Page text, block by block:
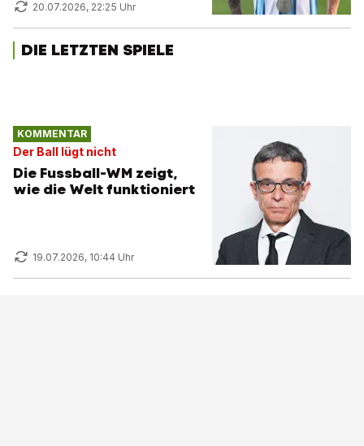
20.07.2026, 22:25 Uhr
DIE LETZTEN SPIELE
KOMMENTAR
Der Ball lügt nicht
Die Fussball-WM zeigt,
wie die Welt funktioniert
19.07.2026, 10:44 Uhr